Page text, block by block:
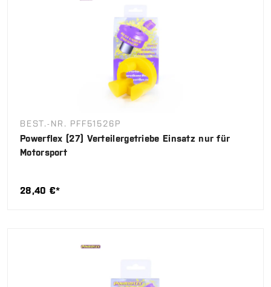
BEST.-NR. PFF51526P
Powerflex (27) Verteilergetriebe Einsatz nur für
Motorsport
28,40 €*